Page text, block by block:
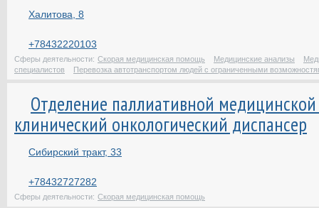
Халитова, 8
+78432220103
Сферы деятельности: Скорая медицинская помощь Медицинские анализы
специалистов
Перевозка автотранспортом людей с ограниченными
Отделение паллиативной
клинический онкологический диспансер
Сибирский тракт, 33
+78432727282
Сферы деятельности: Скорая медицинская помощь